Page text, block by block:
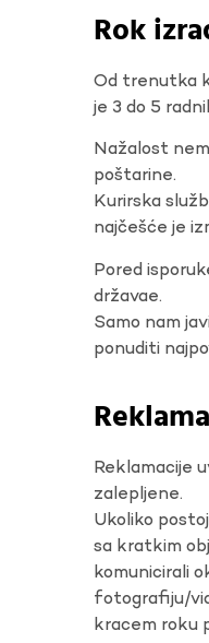
Rok
Od trenutka
je 3 do 5
Nažalost
poštarine.
Kurirska
najčešće je
Pored
državae.
Samo nam
ponuditi
Reklamacije
zalepljene.
Ukoliko
sa kratkim
komunicirali
fotografiju/
kracem roku